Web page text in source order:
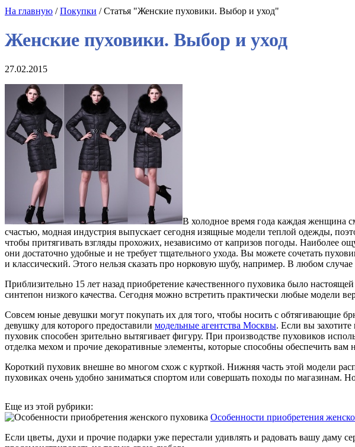
На главную /Покупки / Статья "Женские пуховики. Выбор и уход"
Женские пуховики. Выбор и уход
27.02.2015
В холодное время года каждая женщина
счастью, модная индустрия выпускает сегодня изящные модели теплой одежды,
чтобы притягивать взгляды прохожих, независимо от капризов погоды. Наиболее
они достаточно удобные и не требует тщательного ухода. Вы можете сочетать
и классический. Этого нельзя сказать про норковую шубу, например. В любом
Приблизительно 15 лет назад приобретение качественного пуховика было
синтепон низкого качества. Сегодня можно встретить практически любые модели
Совсем юные девушки могут покупать их для того, чтобы носить с обтягивающие
девушку для которого предоставили модельные агентства Москвы. Если вы
пуховик способен зрительно вытягивает фигуру. При производстве пуховиков
отделка мехом и прочие декоративные элементы, которые способны обеспечить
Короткий пуховик внешне во многом схож с курткой. Нижняя часть этой модели
пуховиках очень удобно заниматься спортом или совершать походы по магазинам.
Еще из этой рубрики:
Особенности приобретения
Если цветы, духи и прочие подарки уже перестали удивлять и радовать вашу даму